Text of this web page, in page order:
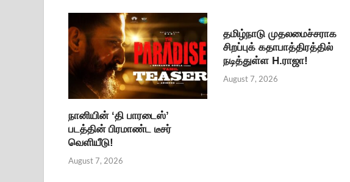
நானியின் ‘தி பாரடைஸ்’
படத்தின் பிரமாண்ட டீசர்
வெளியீடு!
August 7, 2026
தமிழ்நாடு முதலமைச்சராக
சிறப்புக் கதாபாத்திரத்தில்
நடித்துள்ள H.ராஜா!
August 7, 2026